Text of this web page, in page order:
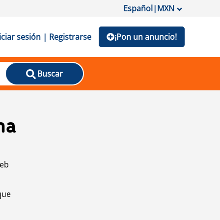
Español|MXN
sesión | Registrarse ¡Pon un anuncio!
Buscar